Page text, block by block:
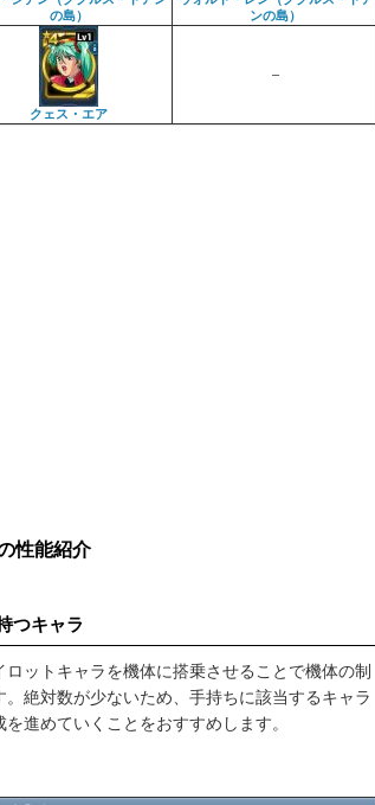
の島）
ンの島）
クェス・エア
–
性能紹介
つキャラ
ットキャラを機体に搭乗させることで機体の制
絶対数が少ないため、手持ちに該当するキャラ
進めていくことをおすすめします。